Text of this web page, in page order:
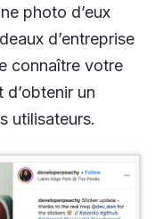
photo d’eux
d’entreprise
connaître votre
d’obtenir un
utilisateurs.